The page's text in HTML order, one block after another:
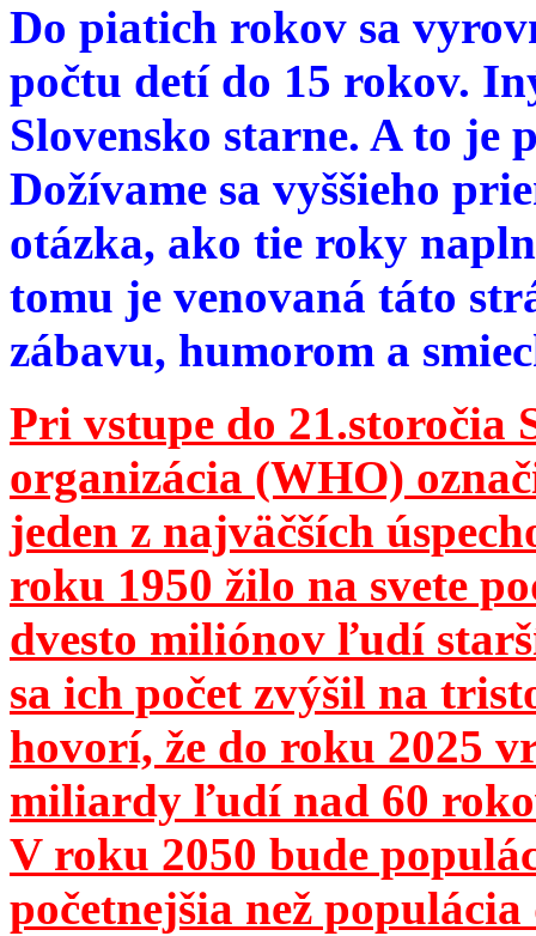
Do piatich rokov sa
počtu detí do 15 rokov.
Slovensko starne. A to je
Dožívame sa vyššieho
otázka, ako tie roky
tomu je venovaná táto
zábavu, humorom a
Pri vstupe do 21.storočia
organizácia (WHO)
jeden z najväčších
roku 1950 žilo na svete
dvesto miliónov ľudí
sa ich počet zvýšil na
hovorí, že do roku 2025
miliardy ľudí nad 60
V roku 2050 bude
početnejšia než